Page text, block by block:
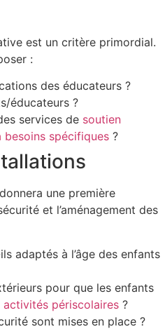
est un critère primordial.
:
des éducateurs ?
éducateurs ?
services de soutien
besoins spécifiques ?
une première
et l’aménagement des
adaptés à l’âge des enfants
pour que les enfants
périscolaires ?
sont mises en place ?